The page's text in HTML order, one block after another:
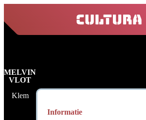
MELVIN
VLOT
Klem
Informatie